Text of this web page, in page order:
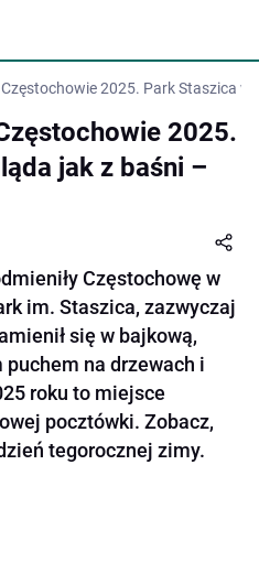
2025. Park Staszica
2025.
jak z baśni –
Częstochowę w
im. Staszica, zazwyczaj
się w bajkową,
puchem na drzewach i
roku to miejsce
pocztówki. Zobacz,
tegorocznej zimy.